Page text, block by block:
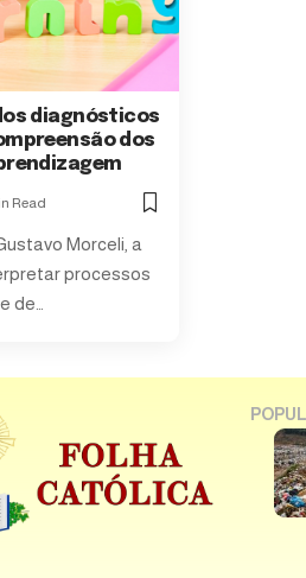
diagnósticos
dos
Read
Morceli, a
processos
de…